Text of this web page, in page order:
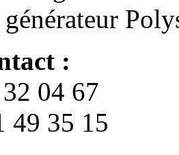
:
04 67
49 35 15